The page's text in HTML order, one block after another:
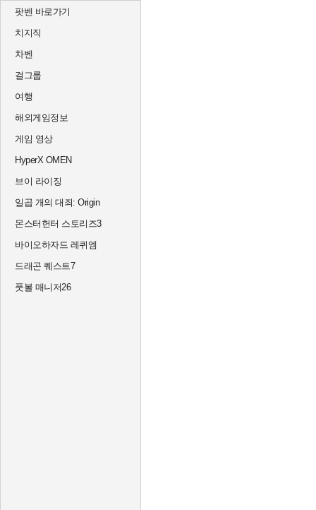
팟벤 바로가기
치지직
차벤
걸그룹
여행
해외게임정보
게임 영상
HyperX OMEN
브이 라이징
일곱 개의 대죄: Origin
몬스터헌터 스토리즈3
바이오하자드 레퀴엠
드래곤 퀘스트7
풋볼 매니저26